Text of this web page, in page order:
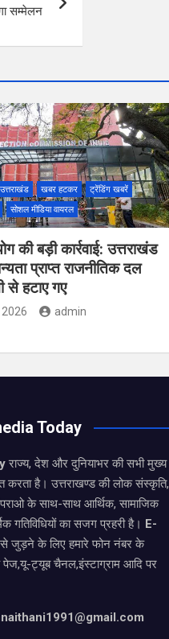
सम्मेलन
उत्तराखंड खबर हटकर
ट्रेंडिंग खबरें
सोशल मीडिया वायरल
की बड़ी कार्रवाई: उत्तराखंड
प्राप्त राजनीतिक दल
से हटाए गए
admin
Today
राज्य, देश और दुनियाभर की सभी मुख्य
करता है। उत्तराखण्ड की लोक संस्कृति,
के साथ-साथ आर्थिक, सामाजिक
गतिविधियों का सजग प्रहरी है। E-
से जुड़ने के लिए हमारे फोन नंबर के
पेज,यू-ट्यूब चैनल,इंस्टाग्राम आदि पर